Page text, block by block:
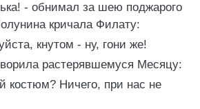
- обнимал за шею поджарого
кричала Филату:
кнутом - ну, гони же!
растерявшемуся Месяцу:
костюм? Ничего, при нас не